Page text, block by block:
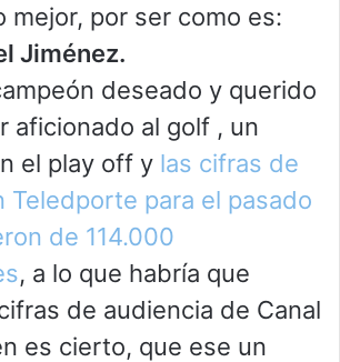
mejor, por ser como es:
Jiménez.
deseado y querido
aficionado al golf , un
el play off y las cifras de
Teledporte para el pasado
de 114.000
, a lo que habría que
de audiencia de Canal
es cierto, que ese un